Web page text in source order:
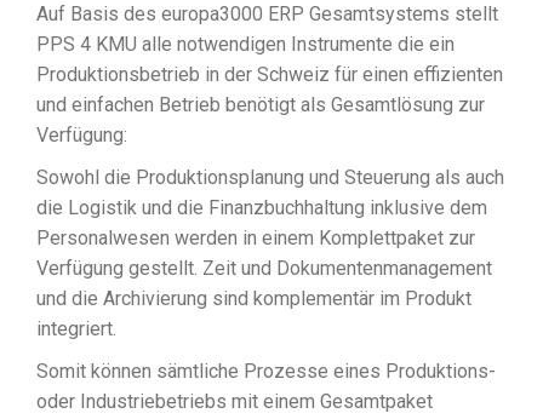
Auf Basis des europa3000 ERP Gesamtsystems stellt
PPS 4 KMU alle notwendigen Instrumente die ein
Produktionsbetrieb in der Schweiz für einen effizienten
und einfachen Betrieb benötigt als Gesamtlösung zur
Verfügung:
Sowohl die Produktionsplanung und Steuerung als auch
die Logistik und die Finanzbuchhaltung inklusive dem
Personalwesen werden in einem Komplettpaket zur
Verfügung gestellt. Zeit und Dokumentenmanagement
und die Archivierung sind komplementär im Produkt
integriert.
Somit können sämtliche Prozesse eines Produktions-
oder Industriebetriebs mit einem Gesamtpaket